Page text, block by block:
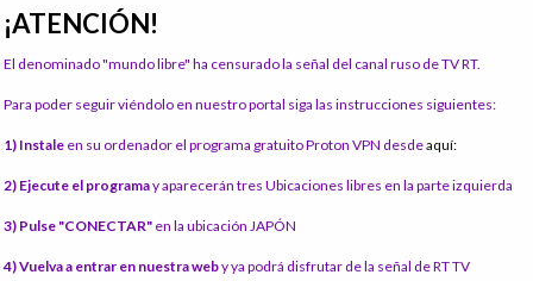
¡ATENCIÓN!
El denominado "mundo libre" ha censurado la señal del canal ruso de TV RT.
Para poder seguir viéndolo en nuestro portal siga las instrucciones siguientes:
1) Instale en su ordenador el programa gratuito Proton VPN desdeaquí:
2) Ejecute el programay aparecerán tres Ubicaciones libres en la parte izquierda
3) Pulse "CONECTAR" en la ubicación JAPÓN
4) Vuelva a entrar en nuestra weby ya podrá disfrutar de la señal de RT TV